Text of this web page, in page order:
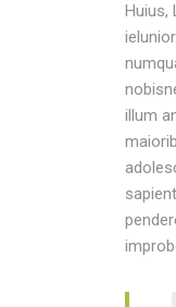
Huius,
illum